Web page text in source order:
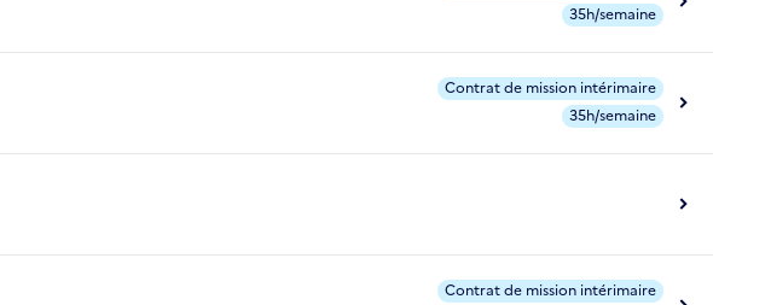
35h/semaine
Contrat de mission intérimaire
35h/semaine
Contrat de mission intérimaire